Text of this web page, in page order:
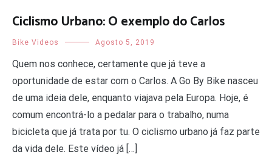
Ciclismo Urbano: O exemplo do Carlos
Bike Videos Agosto 5, 2019
Quem nos conhece, certamente que já teve a
oportunidade de estar com o Carlos. A Go By Bike nasceu
de uma ideia dele, enquanto viajava pela Europa. Hoje, é
comum encontrá-lo a pedalar para o trabalho, numa
bicicleta que já trata por tu. O ciclismo urbano já faz parte
da vida dele. Este vídeo já […]